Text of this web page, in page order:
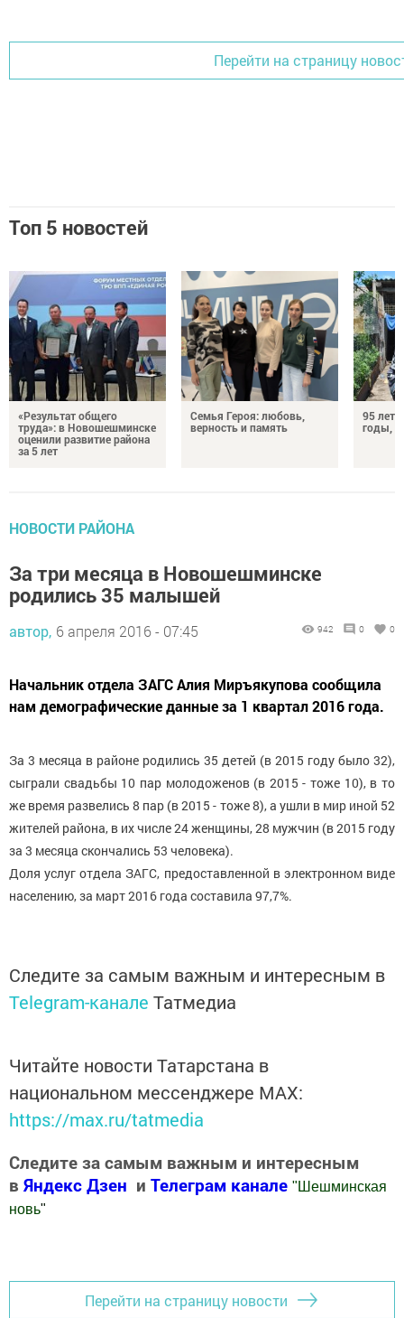
Перейти на страницу
Топ 5 новостей
«Результат общего
труда»: в Новошешминске
оценили развитие района
за 5 лет
Семья Героя: любовь,
верность и память
95 лет
годы,
НОВОСТИ РАЙОНА
За три месяца в Новошешминске
родились 35 малышей
автор, 6 апреля 2016 - 07:45 942 0 0
Начальник отдела ЗАГС Алия Миръякупова сообщила
нам демографические данные за 1 квартал 2016 года.
За 3 месяца в районе родились 35 детей (в 2015 году было 32),
сыграли свадьбы 10 пар молодоженов (в 2015 - тоже 10), в то
же время развелись 8 пар (в 2015 - тоже 8), а ушли в мир иной 52
жителей района, в их числе 24 женщины, 28 мужчин (в 2015 году
за 3 месяца скончались 53 человека).
Доля услуг отдела ЗАГС, предоставленной в электронном виде
населению, за март 2016 года составила 97,7%.
Следите за самым важным и интересным в
Telegram-канале Татмедиа
Читайте новости Татарстана в
национальном мессенджере MАХ:
https://max.ru/tatmedia
Следите за самым важным и интересным
в Яндекс Дзен и Телеграм канале " Шешминская
новь"
Перейти на страницу новости